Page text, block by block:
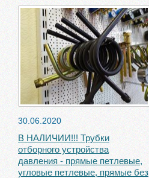
30.06.2020
В НАЛИЧИИ!!! Трубки
отборного устройства
давления - прямые петлевые,
угловые петлевые, прямые без